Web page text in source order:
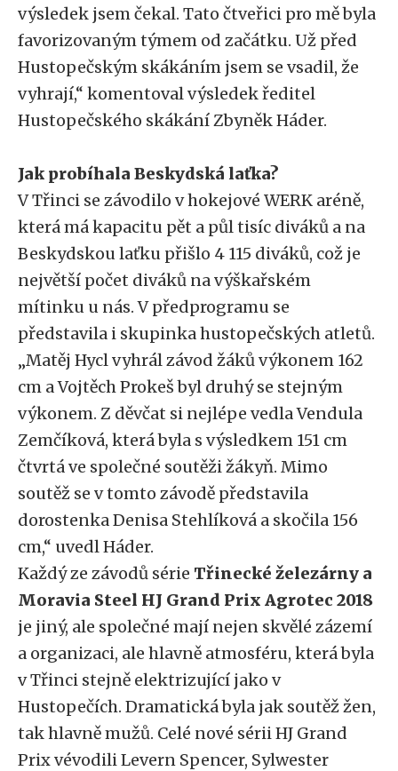
výsledek jsem čekal. Tato čtveřici pro mě byla
favorizovaným týmem od začátku. Už před
Hustopečským skákáním jsem se vsadil, že
vyhrají,“ komentoval výsledek ředitel
Hustopečského skákání Zbyněk Háder.
Jak probíhala Beskydská laťka?
V Třinci se závodilo v hokejové WERK aréně,
která má kapacitu pět a půl tisíc diváků a na
Beskydskou laťku přišlo 4 115 diváků, což je
největší počet diváků na výškařském
mítinku u nás. V předprogramu se
představila i skupinka hustopečských atletů.
„Matěj Hycl vyhrál závod žáků výkonem 162
cm a Vojtěch Prokeš byl druhý se stejným
výkonem. Z děvčat si nejlépe vedla Vendula
Zemčíková, která byla s výsledkem 151 cm
čtvrtá ve společné soutěži žákyň. Mimo
soutěž se v tomto závodě představila
dorostenka Denisa Stehlíková a skočila 156
cm,“ uvedl Háder.
Každý ze závodů série Třinecké železárny a
Moravia Steel HJ Grand Prix Agrotec 2018
je jiný, ale společné mají nejen skvělé zázemí
a organizaci, ale hlavně atmosféru, která byla
v Třinci stejně elektrizující jako v
Hustopečích. Dramatická byla jak soutěž žen,
tak hlavně mužů. Celé nové sérii HJ Grand
Prix vévodili Levern Spencer, Sylwester